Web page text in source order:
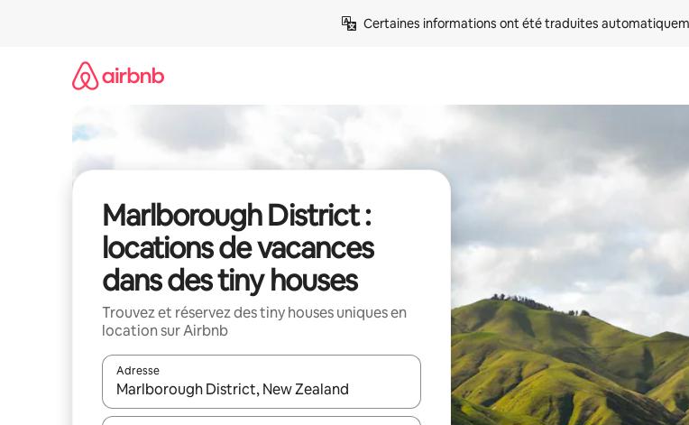
Certaines informations ont été traduites
Marlborough District :
locations de vacances
dans des tiny houses
Trouvez et réservez des tiny houses uniques en
location sur Airbnb
Adresse
Lorsque les résultats s'affichent, utilisez les flèches vers le haut et vers le bas pour les parcourir ou